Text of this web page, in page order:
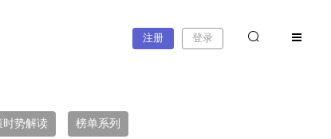
注册 登录
时势解读 榜单系列